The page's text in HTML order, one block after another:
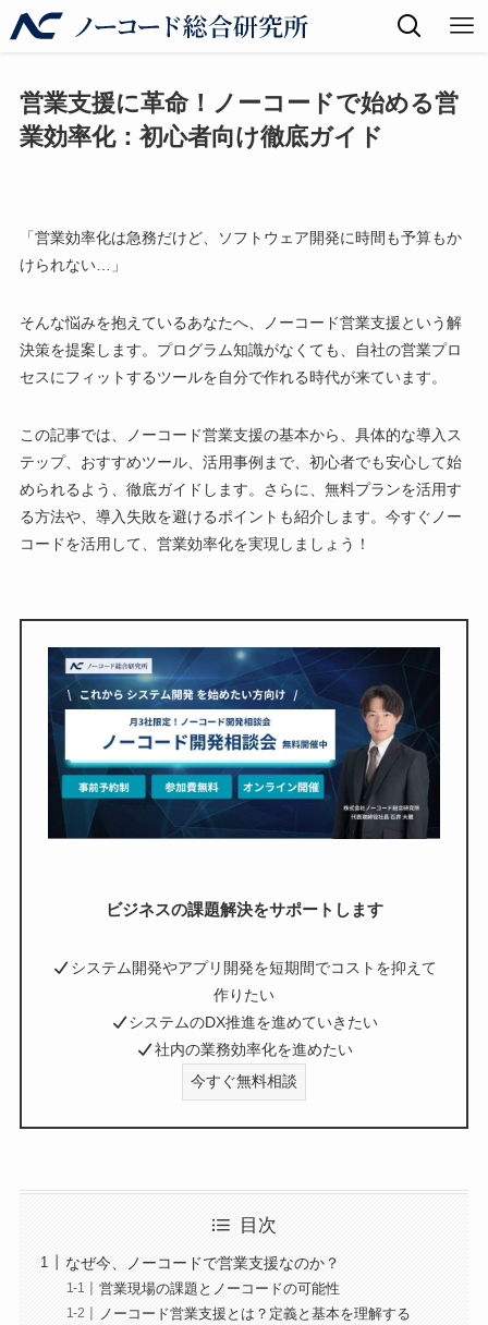
営業支援に革命！ノーコードで始める営
業効率化：初心者向け徹底ガイド
「営業効率化は急務だけど、ソフトウェア開発に時間も予算もか
けられない…」
そんな悩みを抱えているあなたへ、ノーコード営業支援という解
決策を提案します。プログラム知識がなくても、自社の営業プロ
セスにフィットするツールを自分で作れる時代が来ています。
この記事では、ノーコード営業支援の基本から、具体的な導入ス
テップ、おすすめツール、活用事例まで、初心者でも安心して始
められるよう、徹底ガイドします。さらに、無料プランを活用す
る方法や、導入失敗を避けるポイントも紹介します。今すぐノー
コードを活用して、営業効率化を実現しましょう！
ビジネスの課題解決をサポートします
システム開発やアプリ開発を短期間でコストを抑えて
作りたい
システムのDX推進を進めていきたい
社内の業務効率化を進めたい
今すぐ無料相談
目次
なぜ今、ノーコードで営業支援なのか？
営業現場の課題とノーコードの可能性
ノーコード営業支援とは？定義と基本を理解する